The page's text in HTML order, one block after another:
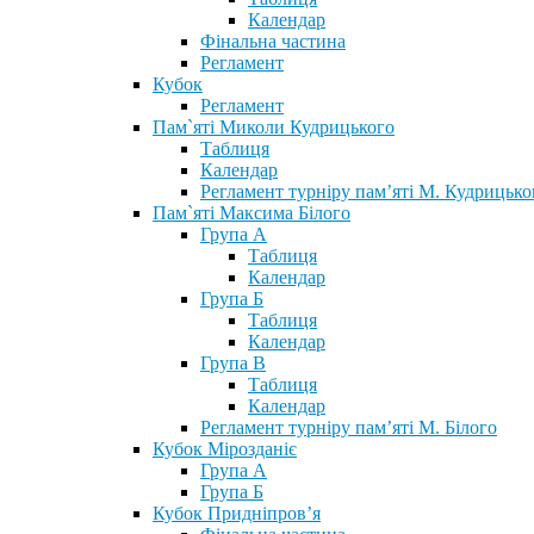
Календар
Фінальна частина
Регламент
Кубок
Регламент
Пам`яті Миколи Кудрицького
Таблиця
Календар
Регламент турніру пам’яті М.
Пам`яті Максима Білого
Група А
Таблиця
Календар
Група Б
Таблиця
Календар
Група В
Таблиця
Календар
Регламент турніру пам’яті М. Білого
Кубок Мірозданіє
Група А
Група Б
Кубок Придніпров’я